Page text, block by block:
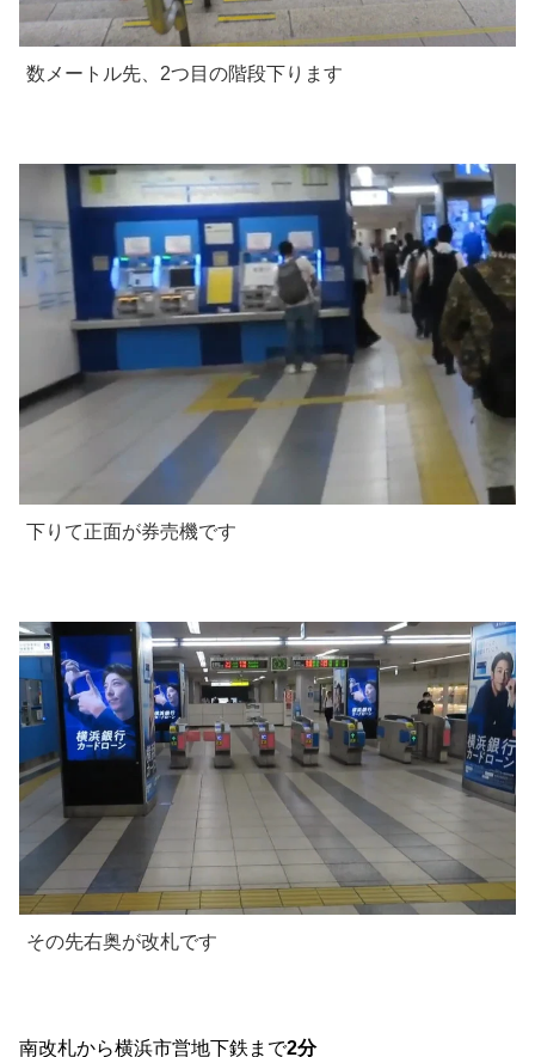
数メートル先、2つ目の階段下ります
下りて正面が券売機です
その先右奥が改札です
南改札から横浜市営地下鉄まで2分